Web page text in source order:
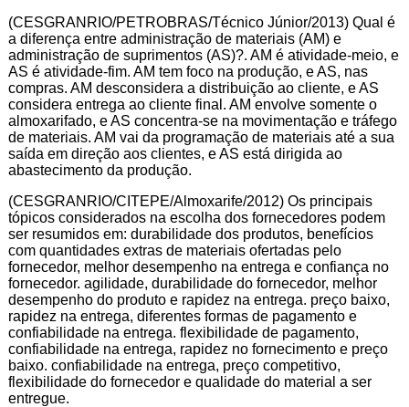
(CESGRANRIO/PETROBRAS/Técnico Júnior/2013) Qual é
a diferença entre administração de materiais (AM) e
administração de suprimentos (AS)?. AM é atividade-meio, e
AS é atividade-fim. AM tem foco na produção, e AS, nas
compras. AM desconsidera a distribuição ao cliente, e AS
considera entrega ao cliente final. AM envolve somente o
almoxarifado, e AS concentra-se na movimentação e tráfego
de materiais. AM vai da programação de materiais até a sua
saída em direção aos clientes, e AS está dirigida ao
abastecimento da produção.
(CESGRANRIO/CITEPE/Almoxarife/2012) Os principais
tópicos considerados na escolha dos fornecedores podem
ser resumidos em: durabilidade dos produtos, benefícios
com quantidades extras de materiais ofertadas pelo
fornecedor, melhor desempenho na entrega e confiança no
fornecedor. agilidade, durabilidade do fornecedor, melhor
desempenho do produto e rapidez na entrega. preço baixo,
rapidez na entrega, diferentes formas de pagamento e
confiabilidade na entrega. flexibilidade de pagamento,
confiabilidade na entrega, rapidez no fornecimento e preço
baixo. confiabilidade na entrega, preço competitivo,
flexibilidade do fornecedor e qualidade do material a ser
entregue.